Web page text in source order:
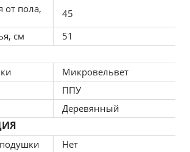
ножки : придают
стильный внешний вид;
: эластичный материал, быстро
форму, благоприятно
тело во время сна и отдыха;
: сохраняет материал от
помогает одинаково
наполнитель;
от пола,
45
см
51
Микровельвет
ППУ
Деревянный
Нет